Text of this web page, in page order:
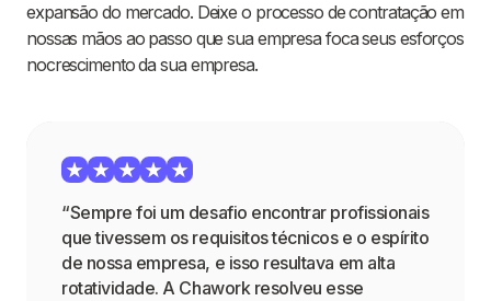
expansão do mercado. Deixe o processo de contratação em
nossas mãos ao passo que sua empresa foca seus esforços
nocrescimento da sua empresa.
“Sempre foi um desafio encontrar profissionais
que tivessem os requisitos técnicos e o espírito
de nossa empresa, e isso resultava em alta
rotatividade. A Chawork resolveu esse